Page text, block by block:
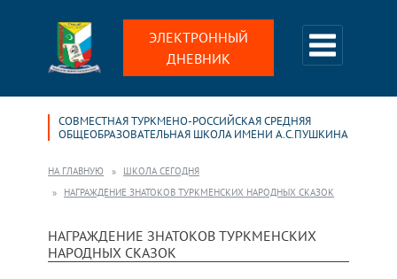
ЭЛЕКТРОННЫЙ
ДНЕВНИК
СОВМЕСТНАЯ ТУРКМЕНО-РОССИЙСКАЯ СРЕДНЯЯ
ОБЩЕОБРАЗОВАТЕЛЬНАЯ ШКОЛА ИМЕНИ А.С.ПУШКИНА
НА ГЛАВНУЮ
ШКОЛА СЕГОДНЯ
НАГРАЖДЕНИЕ ЗНАТОКОВ ТУРКМЕНСКИХ НАРОДНЫХ СКАЗОК
НАГРАЖДЕНИЕ ЗНАТОКОВ ТУРКМЕНСКИХ
НАРОДНЫХ СКАЗОК